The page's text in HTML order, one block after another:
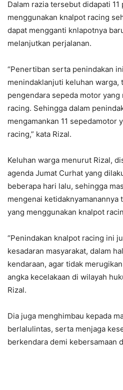
Dalam razia tersebut didapati
menggunakan knalpot racing
dapat mengganti knlapotnya
melanjutkan perjalanan.
“Penertiban serta penindakan
menindaklanjuti keluhan warga,
pengendara sepeda motor
racing. Sehingga dalam
mengamankan 11 sepedamotor
racing,” kata Rizal.
Keluhan warga menurut Rizal,
agenda Jumat Curhat yang
beberapa hari lalu, sehingga
mengenai ketidaknyamanannya
yang menggunakan knalpot
“Penindakan knalpot racing ini
kesadaran masyarakat, dalam
kendaraan, agar tidak
angka kecelakaan di wilayah
Rizal.
Dia juga menghimbau kepada
berlalulintas, serta menjaga
berkendara demi kebersamaan